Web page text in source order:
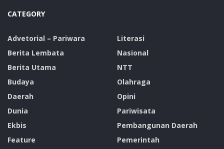
CATEGORY
Advetorial – Pariwara
Berita Lembata
Berita Utama
Budaya
Daerah
Dunia
Ekbis
Feature
Literasi
Nasional
NTT
Olahraga
Opini
Pariwisata
Pembangunan Daerah
Pemerintah